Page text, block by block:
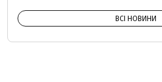
ВСІ НОВИНИ